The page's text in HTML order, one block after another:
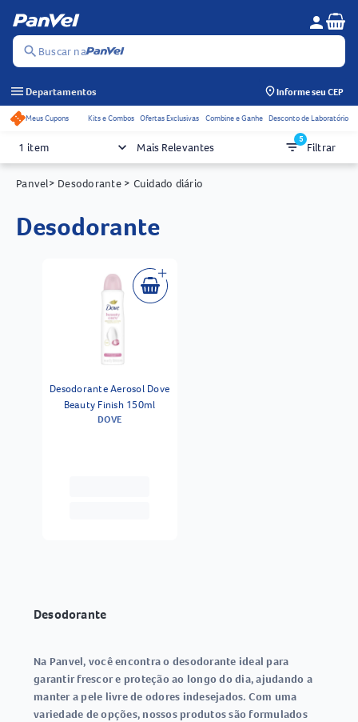
search Buscar na
Menu do
person
menu Departamentos Informe seu CEP
Acessos rápidos do cabeçalho
Meus Cupons Kits e Combos Ofertas Exclusivas Combine e Ganhe Desconto de Laboratório
1 item keyboard_arrow_down Mais Relevantes filter_list5
Filtrar
Panvel> Desodorante> Cuidado diário
desodorante
Desodorante Aerosol Dove
Beauty Finish 150ml
DOVE
Desodorante
Na Panvel, você encontra o desodorante ideal para
garantir frescor e proteção ao longo do dia, ajudando a
manter a pele livre de odores indesejados. Com uma
variedade de opções, nossos produtos são formulados